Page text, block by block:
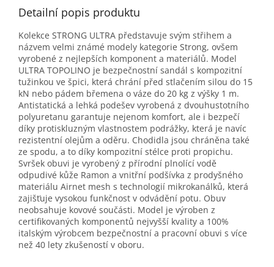
Detailní popis produktu
Kolekce STRONG ULTRA představuje svým střihem a
názvem velmi známé modely kategorie Strong, ovšem
vyrobené z nejlepších komponent a materiálů. Model
ULTRA TOPOLINO je bezpečnostní sandál s kompozitní
tužinkou ve špici, která chrání před stlačením silou do 15
kN nebo pádem břemena o váze do 20 kg z výšky 1 m.
Antistatická a lehká podešev vyrobená z dvouhustotního
polyuretanu garantuje nejenom komfort, ale i bezpečí
díky protiskluzným vlastnostem podrážky, která je navíc
rezistentní olejům a oděru. Chodidla jsou chráněna také
ze spodu, a to díky kompozitní stélce proti propichu.
Svršek obuvi je vyrobený z přírodní plnolící vodě
odpudivé kůže Ramon a vnitřní podšívka z prodyšného
materiálu Airnet mesh s technologií mikrokanálků, která
zajišťuje vysokou funkčnost v odvádění potu. Obuv
neobsahuje kovové součásti. Model je výroben z
certifikovaných komponentů nejvyšší kvality a 100%
italským výrobcem bezpečnostní a pracovní obuvi s více
než 40 lety zkušeností v oboru.